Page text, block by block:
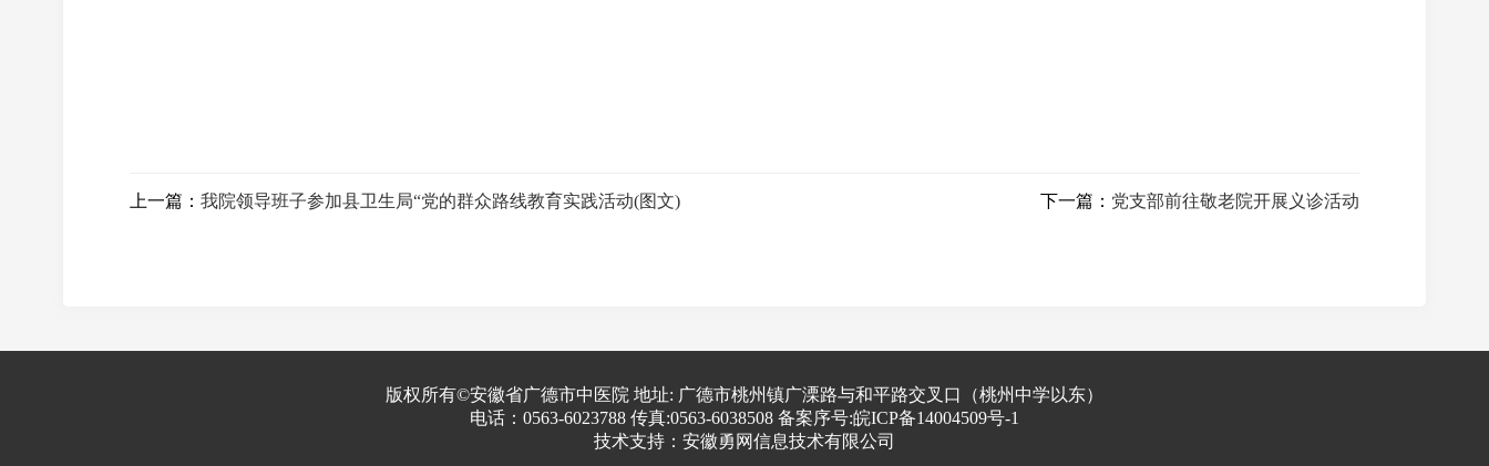
上一篇： 我院领导班子参加县卫生局“党的群众路线教育实践活动(图文) 下一篇： 党支部前往敬老院开展义诊活动
版权所有©安徽省广德市中医院 地址: 广德市桃州镇广溧路与和平路交叉口（桃州中学以东）
电话：0563-6023788 传真:0563-6038508 备案序号:皖ICP备14004509号-1
技术支持：安徽勇网信息技术有限公司